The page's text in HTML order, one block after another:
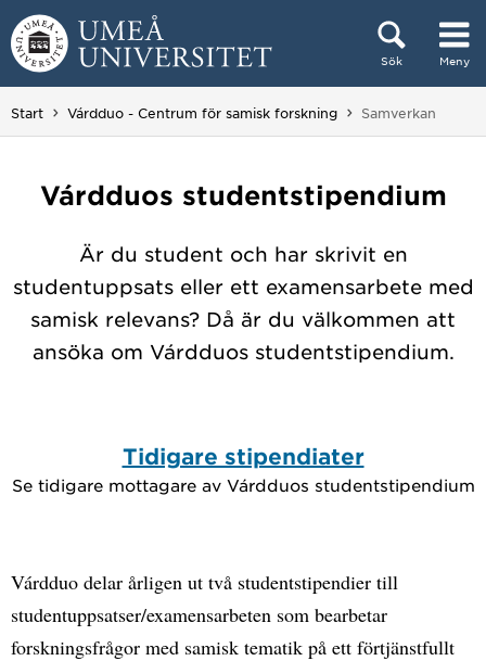
Hoppa direkt till innehållet
Sök Meny
Huvudmenyn dold.
Start Várdduo - Centrum för samisk forskning Du är här:
Samverkan
Várdduos studentstipendium
Är du student och har skrivit en
studentuppsats eller ett examensarbete med
samisk relevans? Då är du välkommen att
ansöka om Várdduos studentstipendium.
Tidigare stipendiater
Se tidigare mottagare av Várdduos studentstipendium
Várdduo delar årligen ut två studentstipendier till
studentuppsatser/examensarbeten som bearbetar
forskningsfrågor med samisk tematik på ett förtjänstfullt